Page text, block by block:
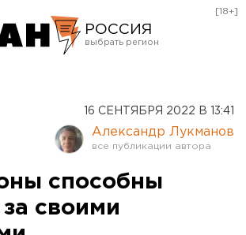
РОССИЯ
Оренбург
[18+]
16 СЕНТЯБРЯ 2022 В 13:41
Александр Лукманов
способны
своими